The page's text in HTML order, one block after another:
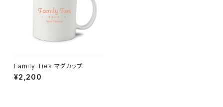
Family Ties マグカップ
¥2,200